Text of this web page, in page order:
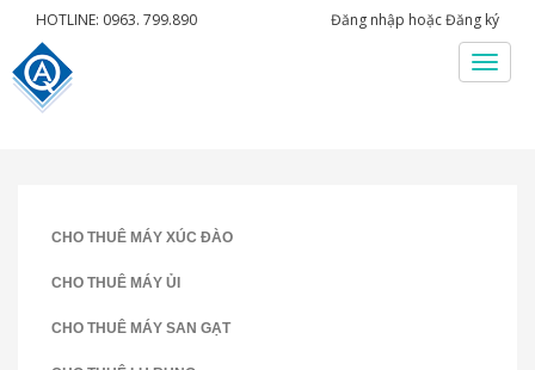
HOTLINE: 0963. 799.890 Đăng nhập hoặcĐăng ký
Menu
CHO THUÊ MÁY XÚC ĐÀO
CHO THUÊ MÁY ỦI
CHO THUÊ MÁY SAN GẠT